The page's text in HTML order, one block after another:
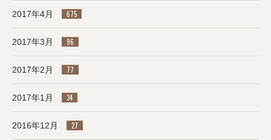
2017年4月 675
2017年3月 96
2017年2月 77
2017年1月 34
2016年12月 27